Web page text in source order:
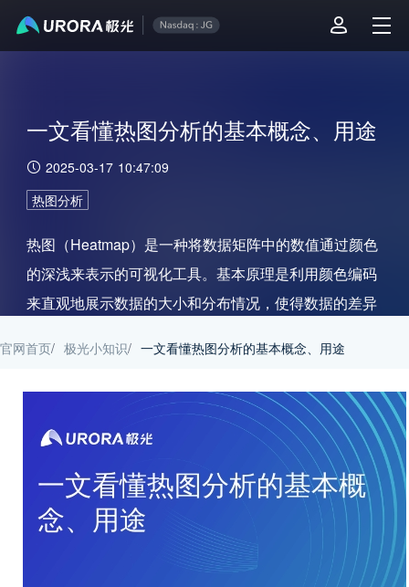
一文看懂热图分析的基本概念、用途
2025-03-17 10:47:09
热图分析
热图（Heatmap）是一种将数据矩阵中的数值通过颜色
的深浅来表示的可视化工具。基本原理是利用颜色编码
来直观地展示数据的大小和分布情况，使得数据的差异
官网首页/ 极光小知识/ 一文看懂热图分析的基本概念、用途